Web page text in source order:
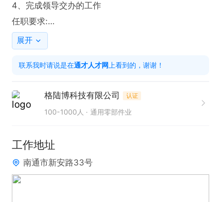
4、完成领导交办的工作
任职要求:
1、经验不限:
3、遵守公司规章制度，团结上进,
电话。联系时请说在【通才人才网】上看到的！
展开
联系我时请说是在通才人才网 上看到的，谢谢！
格陆博科技有限公司 认证
100-1000人 通用零部件业
工作地址
南通市新安路33号